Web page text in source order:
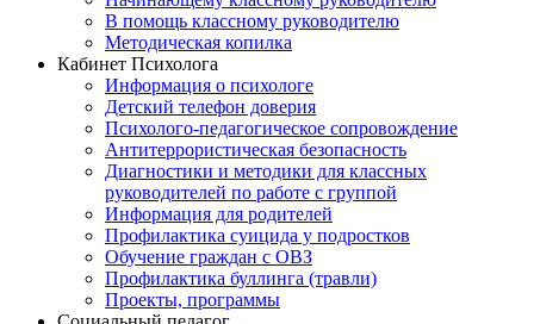
В помощь классному руководителю
Методическая копилка
Кабинет Психолога
Информация о психологе
Детский телефон доверия
Психолого-педагогическое сопровождение
Антитеррористическая безопасность
Диагностики и методики для классных
руководителей по работе с группой
Информация для родителей
Профилактика суицида у подростков
Обучение граждан с ОВЗ
Профилактика буллинга (травли)
Проекты, программы